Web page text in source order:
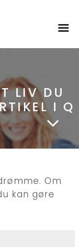
LIV DU
I Q
Om
kan gøre